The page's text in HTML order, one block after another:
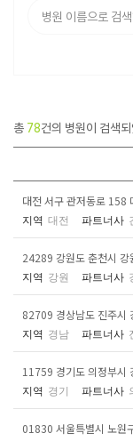
총 78건의 병원이 검색
대전 서구 관저동로 158
지역 대전 파트너사
24289 강원도 춘천시
지역 강원 파트너사
82709 경상남도 진주시
지역 경남 파트너사
11759 경기도 의정부시
지역 경기 파트너사
01830 서울특별시 노원